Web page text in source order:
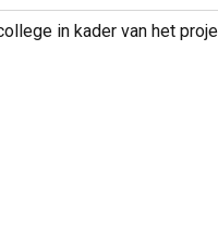
in kader van het